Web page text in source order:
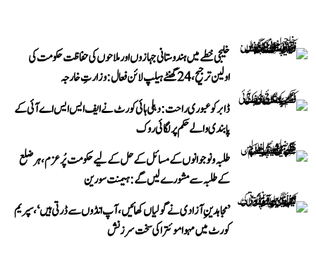
خلیجی خطے میں ہندوستانی جہازوں اور ملاحوں کی حفاظت حکومت کی
اولین ترجیح، 24 گھنٹے ہیلپ لائن فعال: وزارتِ خارجہ
ڈابر کو عبوری راحت: دہلی ہائی کورٹ نے ایف ایس ایس اے آئی کے
پابندی والے حکم پر لگائی روک
طلبہ و نوجوانوں کے مسائل کے حل کے لیے حکومت پُرعزم، ہر ضلع
کے طلبہ سے مشورے لیں گے: ہیمنت سورین
’مجاہدینِ آزادی نے گولیاں کھائیں، آپ انڈوں سے ڈرتی ہیں‘، سپریم
کورٹ میں مہوا موئترا کی سخت سرزنش